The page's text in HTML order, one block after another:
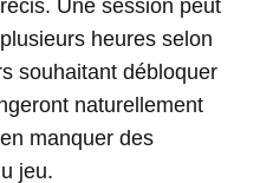
Une session peut
heures selon
souhaitant débloquer
naturellement
manquer des
jeu.